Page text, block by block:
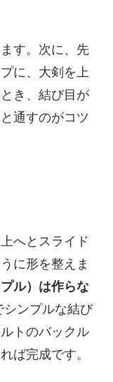
す。次に、先
に、大剣を上
き、結び目が
通すのがコツ
へとスライド
に形を整えま
ル）は作らな
シンプルな結び
トのバックル
ば完成です。